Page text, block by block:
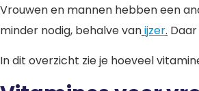
Vrouwen en mannen hebben een
minder nodig, behalve vanijzer.
In dit overzicht zie je hoeveel